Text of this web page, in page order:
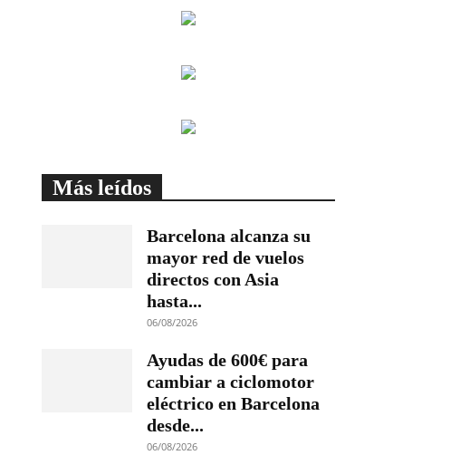
Más leídos
Barcelona alcanza su
mayor red de vuelos
directos con Asia
hasta...
06/08/2026
Ayudas de 600€ para
cambiar a ciclomotor
eléctrico en Barcelona
desde...
06/08/2026